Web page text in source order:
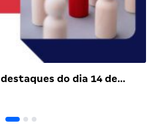
do dia 14 de…